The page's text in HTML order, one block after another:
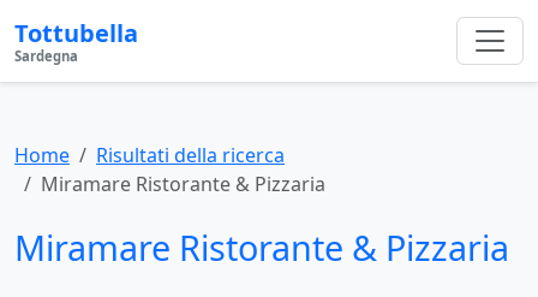
Tottubella
Sardegna
Home
Risultati della ricerca
Miramare Ristorante & Pizzaria
Miramare Ristorante & Pizzaria